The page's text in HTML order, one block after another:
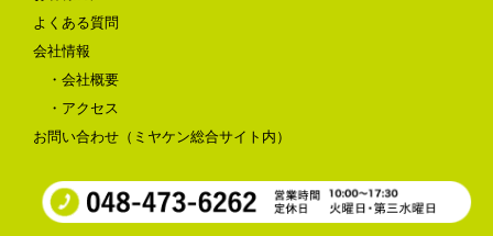
よくある質問
会社情報
・会社概要
・アクセス
お問い合わせ（ミヤケン総合サイト内）